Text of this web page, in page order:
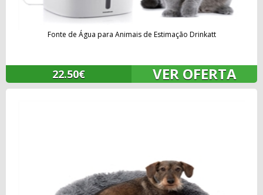
Fonte de Água para Animais de Estimação Drinkatt
22.50€ VER OFERTA